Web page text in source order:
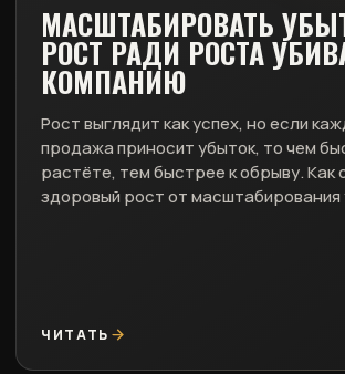
МАСШТАБИРОВАТЬ
РОСТ РАДИ РОСТА
КОМПАНИЮ
Рост выглядит как успех, но если
продажа приносит убыток, то чем
растёте, тем быстрее к обрыву. Как
здоровый рост от масштабирования
ЧИТАТЬ